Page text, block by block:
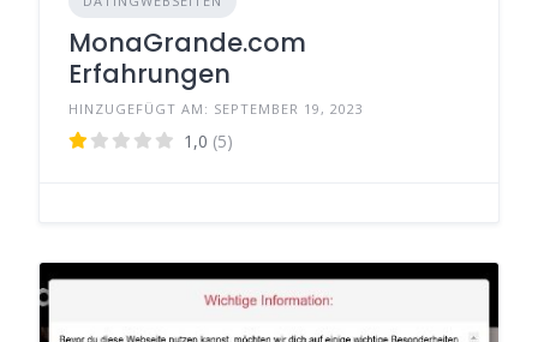
MonaGrande.com
Erfahrungen
HINZUGEFÜGT AM: SEPTEMBER 19, 2023
1,0 (5)